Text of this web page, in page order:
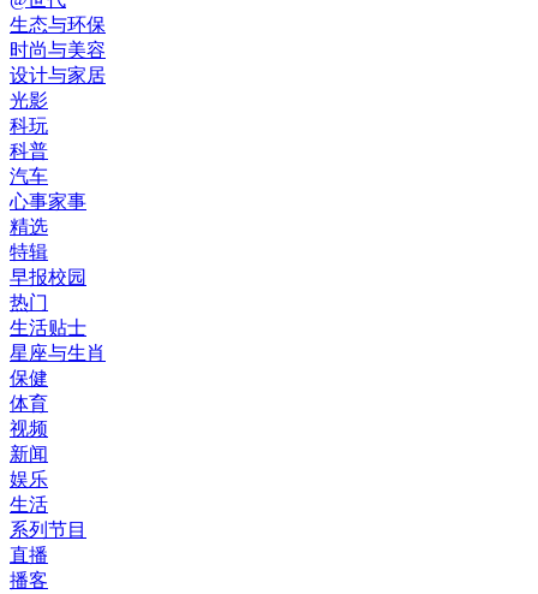
生态与环保
时尚与美容
设计与家居
光影
科玩
科普
汽车
心事家事
精选
特辑
早报校园
热门
生活贴士
星座与生肖
保健
体育
视频
新闻
娱乐
生活
系列节目
直播
播客